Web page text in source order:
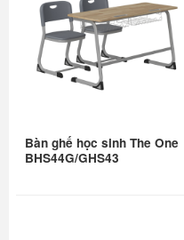
Bàn ghế học sinh The One
BHS44G/GHS43